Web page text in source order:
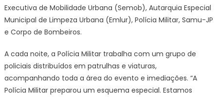
Executiva de Mobilidade Urbana (Semob), Autarquia Especial
Municipal de Limpeza Urbana (Emlur), Polícia Militar, Samu-JP
e Corpo de Bombeiros.
A cada noite, a Polícia Militar trabalha com um grupo de
policiais distribuídos em patrulhas e viaturas,
acompanhando toda a área do evento e imediações. “A
Polícia Militar preparou um esquema especial. Estamos